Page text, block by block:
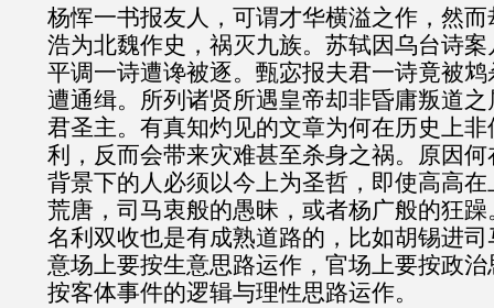
杨恽一书报友人，可谓才华横溢之作，然
浩为北魏作史，祸灭九族。苏轼因乌台诗
平调一诗遭谗被逐。甄宓报夫君一诗竟被
遭通缉。所列诸贤所遇皇帝却非昏庸叛道
君圣主。有真知灼见的文章为何在历史上
利，反而会带来灾难甚至杀身之祸。原因
背景下的人必须以今上为圣哲，即使高高
荒唐，司马衷般的愚昧，或者杨广般的狂
名利双收也是有成熟道路的，比如胡锡进
意场上要按生意思路运作，官场上要按政
按客体事件的逻辑与理性思路运作。